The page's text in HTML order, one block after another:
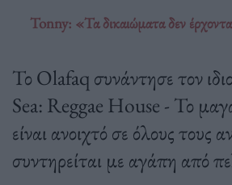
Tonny: «Τα δικαιώματα δεν
Το Olafaq συνάντησε τον
Sea: Reggae House - Το
είναι ανοιχτό σε όλους τους
συντηρείται με αγάπη από